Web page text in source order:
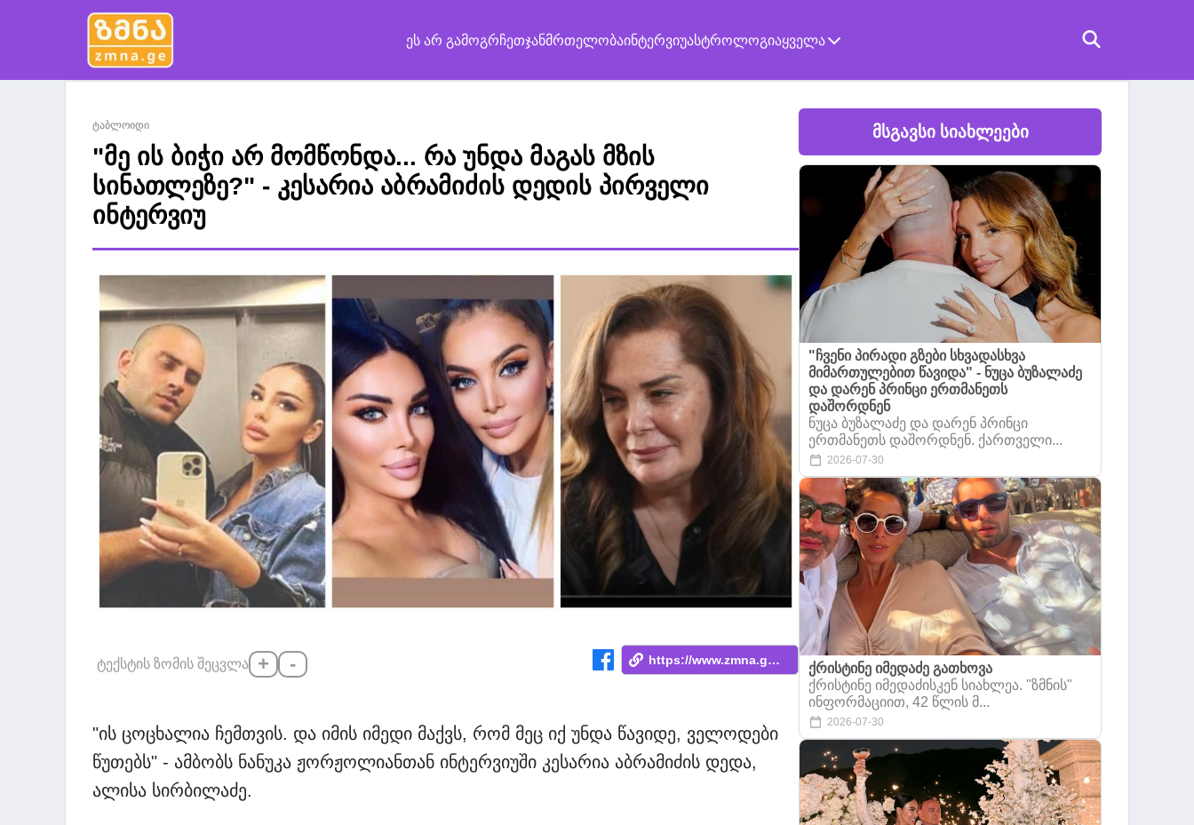
ეს არ გამოგრჩეთჯანმრთელობაინტერვიუასტროლოგიაყველა
ტაბლოიდი
"მე ის ბიჭი არ მომწონდა... რა უნდა მაგას მზის
სინათლეზე?" - კესარია აბრამიძის დედის პირველი
ინტერვიუ
ტექსტის ზომის შეცვლა + - https://www.zmna.ge/news/me-is-bichi-ar-...
"ის ცოცხალია ჩემთვის. და იმის იმედი მაქვს, რომ მეც იქ უნდა წავიდე, ველოდები
წუთებს" - ამბობს ნანუკა ჟორჟოლიანთან ინტერვიუში კესარია აბრამიძის დედა,
ალისა სირბილაძე.
მსგავსი სიახლეები
"ჩვენი პირადი გზები სხვადასხვა
მიმართულებით წავიდა" - ნუცა ბუზალაძე
და დარენ პრინცი ერთმანეთს
დაშორდნენ
ნუცა ბუზალაძე და დარენ პრინცი
ერთმანეთს დაშორდნენ. ქართველი...
2026-07-30
ქრისტინე იმედაძე გათხოვა
ქრისტინე იმედაძისკენ სიახლეა. "ზმნის"
ინფორმაციით, 42 წლის მ...
2026-07-30